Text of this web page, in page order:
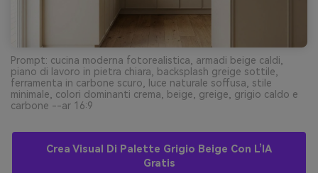
Prompt: cucina moderna fotorealistica, armadi beige caldi,
piano di lavoro in pietra chiara, backsplash greige sottile,
ferramenta in carbone scuro, luce naturale soffusa, stile
minimale, colori dominanti crema, beige, greige, grigio caldo e
carbone --ar 16:9
Crea Visual Di Palette Grigio Beige Con L’IA
Gratis